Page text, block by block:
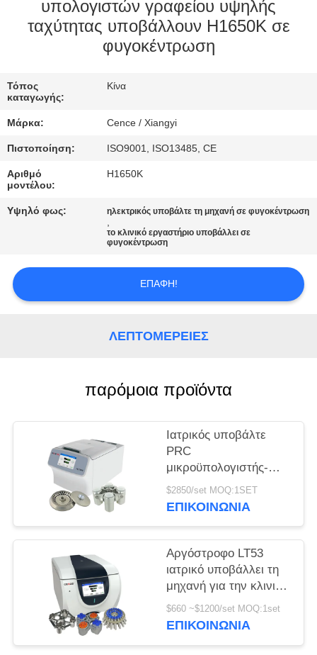
ΈΛΕΓΧΟΣ
ΠΟΙΌΤΗΤΑΣ
ΜΑΖΊ
ΜΑΣ
ΕΙΔΉΣΕΙΣ
ΥΠΟΘΈΣΕΙΣ
SITEMAP
υπολογιστών γραφείου υψηλής
ταχύτητας υποβάλλουν H1650K σε
φυγοκέντρωση
Τόπος
καταγωγής:
Κίνα
Μάρκα: Cence / Xiangyi
Πιστοποίηση: ISO9001, ISO13485, CE
Αριθμό
μοντέλου:
H1650K
Υψηλό φως: ηλεκτρικός υποβάλτε τη μηχανή σε φυγοκέντρωση
,
το κλινικό εργαστήριο υποβάλλει σε
φυγοκέντρωση
ΕΠΑΦΉ!
ΛΕΠΤΟΜΈΡΕΙΕΣ
παρόμοια προϊόντα
Ιατρικός υποβάλτε
PRC
μικροϋπολογιστής-
σωλήνων H1750R σε
φυγοκέντρωση τη
κατεψυγμένη
υποβάλλει
$2850/set MOQ:1SET
ΕΠΙΚΟΙΝΩΝΊΑ
Αργόστροφο LT53
ιατρικό υποβάλλει τη
μηχανή για την κλινική
γενετική βιολογία
ιατρικής σε
$660 ~$1200/set MOQ:1set
ΕΠΙΚΟΙΝΩΝΊΑ